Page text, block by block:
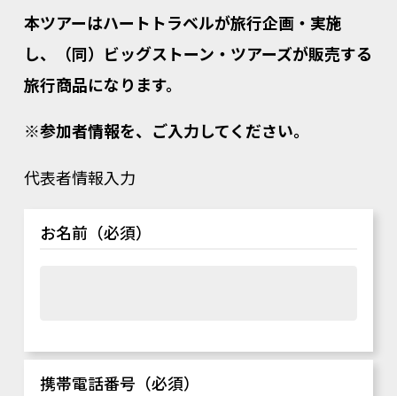
本ツアーはハートトラベルが旅行企画・実施
し、（同）ビッグストーン・ツアーズが販売する
旅行商品になります。
※参加者情報を、ご入力してください。
代表者情報入力
お名前（必須）
携帯電話番号（必須）